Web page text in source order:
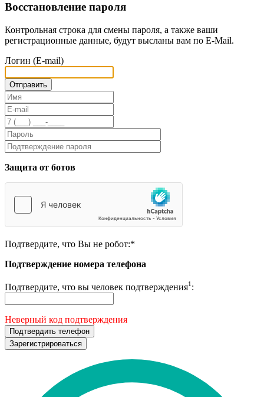
Восстановление пароля
Контрольная строка для смены пароля, а также ваши
регистрационные данные, будут высланы вам по E-Mail.
Логин (E-mail)
Защита от ботов
Подтвердите, что Вы не робот:*
Подтверждение номера телефона
Подтвердите, что вы человек подтверждения1 :
Неверный код подтверждения
Подтвердить телефон
Зарегистрироваться